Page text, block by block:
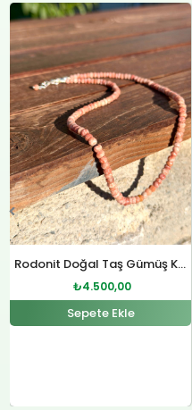
Rodonit Doğal Taş Gümüş Kolye
Orijinal
fiyat:
₺4.800,00.
₺4.500,00
Şu
andaki
fiyat:
₺4.500,00.
Sepete Ekle